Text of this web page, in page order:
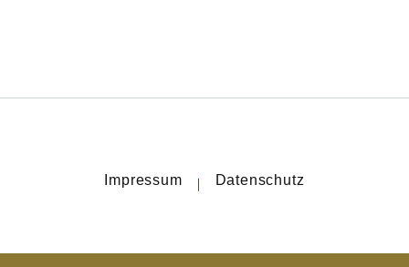
Impressum Datenschutz